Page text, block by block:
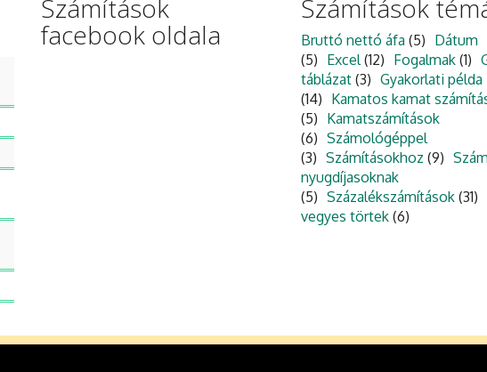
Számítások
facebook oldala
Számítások
Bruttó nettó áfa (5) Dátum
(5) Excel(12) Fogalmak (1)
táblázat (3) Gyakorlati példa
(14) Kamatos kamat
(5) Kamatszámítások
(6) Számológéppel
(3) Számításokhoz (9)
nyugdíjasoknak
(5) Százalékszámítások (31)
vegyes törtek (6)